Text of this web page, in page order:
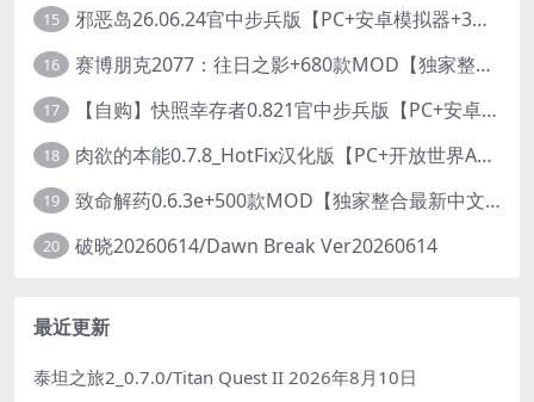
15 邪恶岛26.06.24官中步兵版【PC+安卓模拟器+3D大型生存/动作ACT/开放世界】/Wicked Island【7.53G】
16 赛博朋克2077：往日之影+680款MOD【独家整合最新中文MOD管理器+在线下载1.7万N网MOD】/Cyberpunk 2077 Ver2.31 MOD V2025.11.8
17 【自购】快照幸存者0.821官中步兵版【PC+安卓模拟器+肉鸽生存SLG/盗摄/偷拍】/Snapshot Survivor【643M】
18 肉欲的本能0.7.8_HotFix汉化版【PC+开放世界ACT/大作/UE5超高画质/扶她+超级存档】/Carnal Instinct【7.3G】
19 致命解药0.6.3e+500款MOD【独家整合最新中文MOD管理器+在线下载N网全部MOD】/The Killing Antidote Ver0.6.3e MOD Ver2026.3.12
20 破晓20260614/Dawn Break Ver20260614
最近更新
泰坦之旅2_0.7.0/Titan Quest II 2026年8月10日